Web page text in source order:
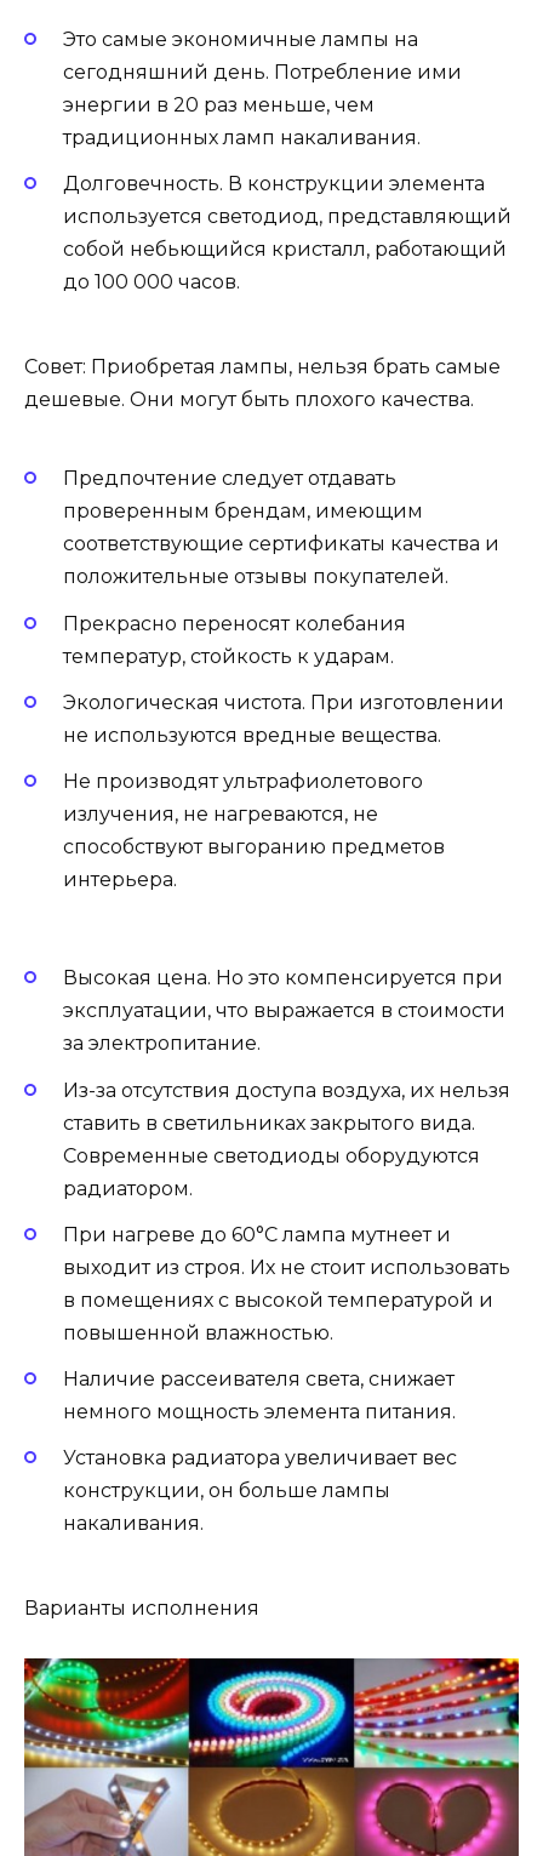
Это самые экономичные лампы на
сегодняшний день. Потребление ими
энергии в 20 раз меньше, чем
традиционных ламп накаливания.
Долговечность. В конструкции элемента
используется светодиод, представляющий
собой небьющийся кристалл, работающий
до 100 000 часов.
Совет: Приобретая лампы, нельзя брать самые
дешевые. Они могут быть плохого качества.
Предпочтение следует отдавать
проверенным брендам, имеющим
соответствующие сертификаты качества и
положительные отзывы покупателей.
Прекрасно переносят колебания
температур, стойкость к ударам.
Экологическая чистота. При изготовлении
не используются вредные вещества.
Не производят ультрафиолетового
излучения, не нагреваются, не
способствуют выгоранию предметов
интерьера.
Высокая цена. Но это компенсируется при
эксплуатации, что выражается в стоимости
за электропитание.
Из-за отсутствия доступа воздуха, их нельзя
ставить в светильниках закрытого вида.
Современные светодиоды оборудуются
радиатором.
При нагреве до 60°С лампа мутнеет и
выходит из строя. Их не стоит использовать
в помещениях с высокой температурой и
повышенной влажностью.
Наличие рассеивателя света, снижает
немного мощность элемента питания.
Установка радиатора увеличивает вес
конструкции, он больше лампы
накаливания.
Варианты исполнения